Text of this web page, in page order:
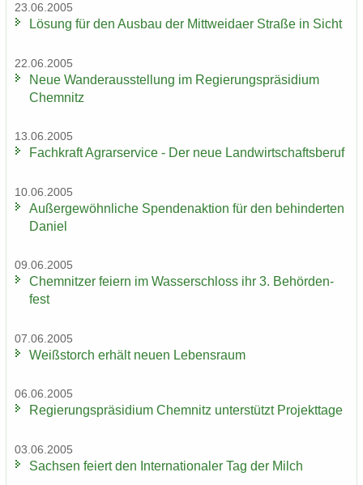
23.06.2005
Lö­sung für den Aus­bau der Mitt­wei­da­er Stra­ße in Sicht
22.06.2005
Neue Wan­der­aus­stel­lung im Re­gie­rungs­prä­si­di­um
Chem­nitz
13.06.2005
Fach­kraft Agrar­ser­vice - Der neue Land­wirt­schafts­be­ruf
10.06.2005
Au­ßer­ge­wöhn­li­che Spen­den­ak­ti­on für den be­hin­der­ten
Da­ni­el
09.06.2005
Chem­nit­zer fei­ern im Was­ser­schloss ihr 3. Be­hör­den­
fest
07.06.2005
Weiß­storch er­hält neuen Le­bens­raum
06.06.2005
Re­gie­rungs­prä­si­di­um Chem­nitz un­ter­stützt Pro­jekt­ta­ge
03.06.2005
Sach­sen fei­ert den In­ter­na­tio­na­ler Tag der Milch